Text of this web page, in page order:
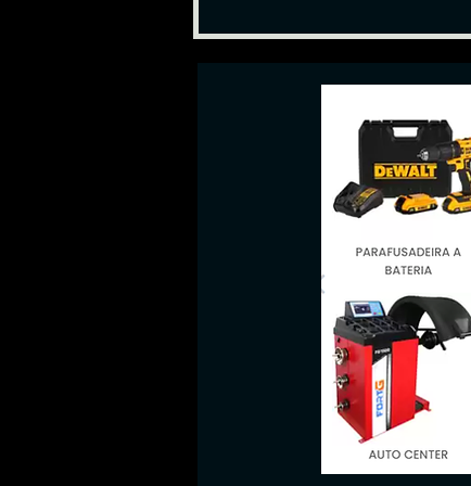
E NÃO NEWTONIANOS:
IMPACTOS NO
DIMENSIONAMENTO DE